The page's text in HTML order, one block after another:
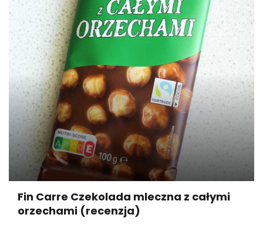
Fin Carre Czekolada mleczna z całymi
orzechami (recenzja)